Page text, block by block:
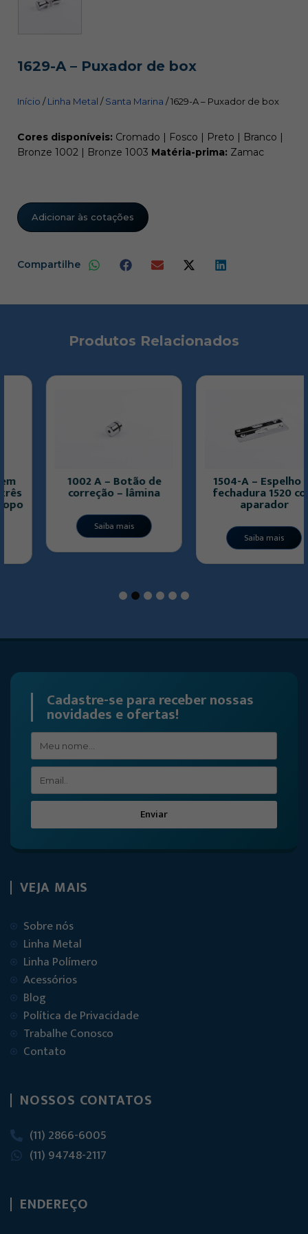
1629-A – Puxador de box
Início /Linha Metal /Santa Marina / 1629-A – Puxador de box
Cores disponíveis: Cromado | Fosco | Preto | Branco |
Bronze 1002 | Bronze 1003 Matéria-prima: Zamac
Adicionar às cotações
Compartilhe
Produtos Relacionados
1002 A – Botão de
correção – lâmina
Saiba mais
1504-A – Espelho p/
fechadura 1520 com
aparador
Saiba mais
4 5 6
Cadastre-se para receber nossas
novidades e ofertas!
Enviar
VEJA MAIS
Sobre nós
Linha Metal
Linha Polímero
Acessórios
Blog
Política de Privacidade
Trabalhe Conosco
Contato
NOSSOS CONTATOS
(11) 2866-6005
(11) 94748-2117
ENDEREÇO